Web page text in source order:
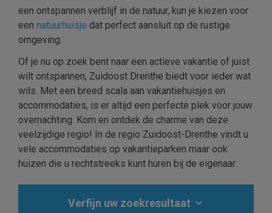
een ontspannen verblijf in de natuur, kun je kiezen voor
een natuurhuisje dat perfect aansluit op de rustige
omgeving.
Of je nu op zoek bent naar een actieve vakantie of juist
wilt ontspannen, Zuidoost Drenthe biedt voor ieder wat
wils. Met een breed scala aan vakantiehuisjes en
accommodaties, is er altijd een perfecte plek voor jouw
overnachting. Kom en ontdek de charme van deze
veelzijdige regio! In de regio Zuidoost-Drenthe vindt u
vele accommodaties op vakantieparken maar ook
huizen die u rechtstreeks kunt huren bij de eigenaar.
Verfijn uw zoekresultaat